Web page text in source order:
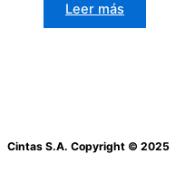
Leer más
Cintas S.A. Copyright © 2025